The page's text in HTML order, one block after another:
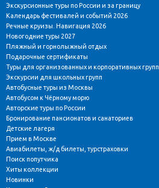
Экскурсионные туры по России и за границу
Календарь фестивалей и событий 2026
Речные круизы. Навигация 2026
Новогодние туры 2027
Пляжный и горнолыжный отдых
Подарочные сертификаты
Туры для организованных и корпоративных групп
Экскурсии для школьных групп
Автобусные туры из Москвы
Автобусом к Чёрному морю
Авторские туры по России
Бронирование пансионатов и санаториев
Детские лагеря
Прием в Москве
Авиабилеты, ж/д билеты, турстраховки
Поиск попутчика
Хиты коллекции
Новинки